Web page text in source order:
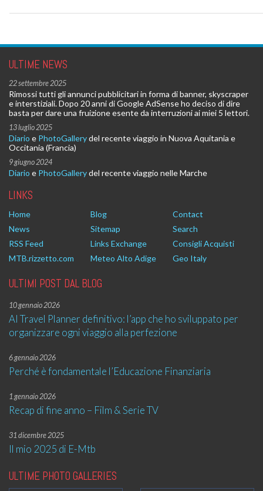
ULTIME NEWS
22 settembre 2025
Rimossi tutti gli annunci pubblicitari in forma di banner, skyscraper
e interstiziali. Dopo 20 anni di Google AdSense ho deciso di dire
basta per dare una fruizione esente da interruzioni ai miei 5 lettori.
13 luglio 2025
Diario e PhotoGallerydel recente viaggio in Nuova Aquitania e
Occitania (Francia)
9 giugno 2024
Diario e PhotoGallerydel recente viaggio nelle Marche
LINKS
Home Blog
Contact
News
Sitemap
Search
RSS Feed
Links Exchange
Consigli Acquisti
MTB.rizzetto.com
Meteo Alto Adige Geo Italy
ULTIMI POST DAL BLOG
10 gennaio 2026
AI Travel Planner definitivo: l’app che ho sviluppato per
organizzare ogni viaggio alla perfezione
6 gennaio 2026
Perché è fondamentale l’Educazione Finanziaria
1 gennaio 2026
Recap di fine anno – Film & Serie TV
31 dicembre 2025
Il mio 2025 di E-Mtb
ULTIME PHOTO GALLERIES